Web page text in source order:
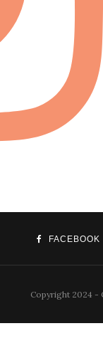
FACEBOOK
Copyright 2024 -